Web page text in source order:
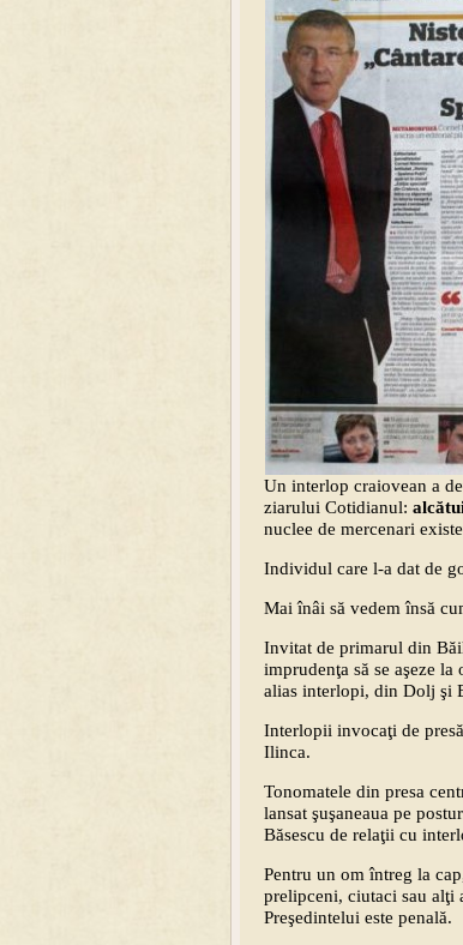
Un interlop craiovean a
ziarului Cotidianul:
nuclee de mercenari
Individul care l-a dat de
Mai înâi să vedem însă
Invitat de primarul din
imprudenţa să se aşeze
alias interlopi, din Dolj şi
Interlopii invocaţi de
Ilinca.
Tonomatele din presa
lansat şuşaneaua pe
Băsescu de relaţii cu
Pentru un om întreg la
prelipceni, ciutaci sau alţi
Preşedintelui este penală.